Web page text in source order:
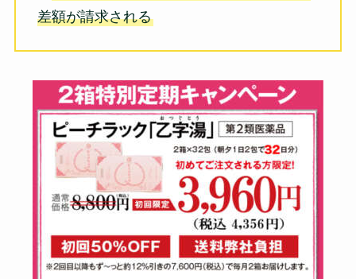
差額が請求される